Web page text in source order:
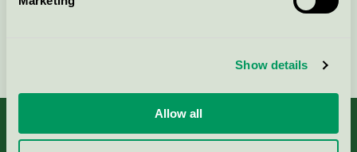
Show details
Allow all